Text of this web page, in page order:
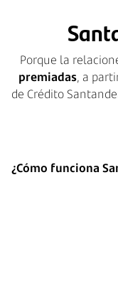
Porque la
premiadas, a
de Crédito
¿Cómo funciona